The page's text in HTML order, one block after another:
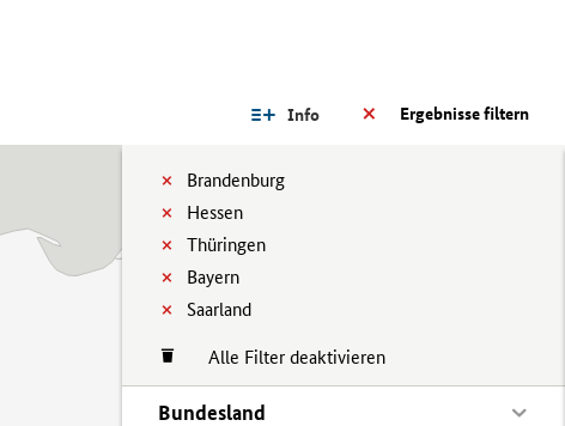
Ergebnisse filtern
Info
Brandenburg
Hessen
Thüringen
Bayern
Saarland
Alle Filter deaktivieren
Bundesland